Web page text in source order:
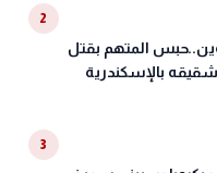
المتهم بقتل
بالإسكندرية
2
3